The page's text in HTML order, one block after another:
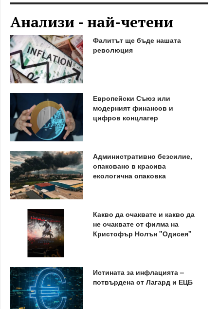
Анализи - най-четени
Фалитът ще бъде нашата
революция
Европейски Съюз или
модерният финансов и
цифров концлагер
Административно безсилие,
опаковано в красива
екологична опаковка
Какво да очаквате и какво да
не очаквате от филма на
Кристофър Нолън "Одисея"
Истината за инфлацията –
потвърдена от Лагард и ЕЦБ